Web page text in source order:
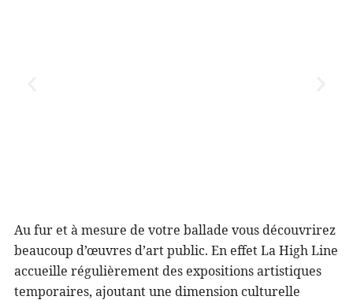
Au fur et à mesure de votre ballade vous découvrirez
beaucoup d’œuvres d’art public. En effet La High Line
accueille régulièrement des expositions artistiques
temporaires, ajoutant une dimension culturelle